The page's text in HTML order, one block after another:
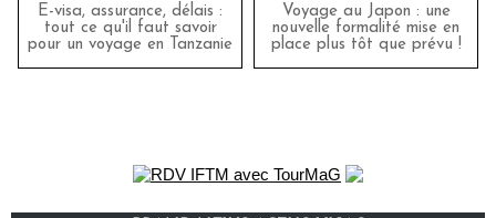
E-visa, assurance, délais :
tout ce qu'il faut savoir
pour un voyage en Tanzanie
Voyage au Japon : une
nouvelle formalité mise en
place plus tôt que prévu !